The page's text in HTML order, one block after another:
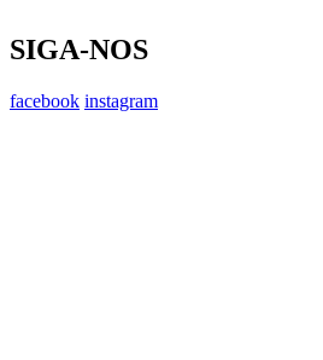
SIGA-NOS
facebook instagram